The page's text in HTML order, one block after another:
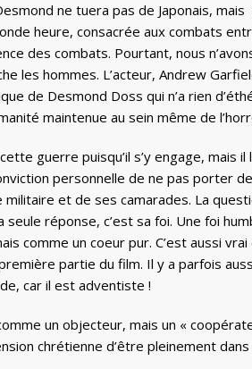
ne tuera pas de Japonais,
heure, consacrée aux combats
des combats. Pourtant, nous
les hommes. L’acteur, Andrew
de Desmond Doss qui n’a rien
maintenue au sein même de
guerre puisqu’il s’y engage, mais
personnelle de ne pas porter
et de ses camarades. La
réponse, c’est sa foi. Une foi
comme un coeur pur. C’est aussi
partie du film. Il y a parfois
car il est adventiste !
un objecteur, mais un «
chrétienne d’être pleinement